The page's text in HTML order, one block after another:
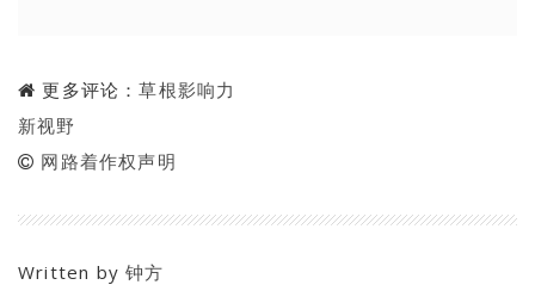
更多评论：草根影响力
新视野
网路着作权声明
Written by钟方